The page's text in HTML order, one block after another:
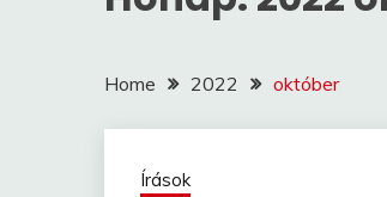
Home 2022 október
Írások